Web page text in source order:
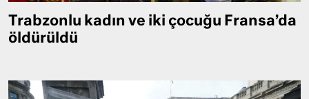
Trabzonlu kadın ve iki çocuğu Fransa’da
öldürüldü